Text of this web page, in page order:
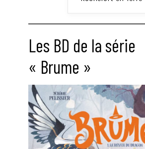
Les BD de la série
« Brume »